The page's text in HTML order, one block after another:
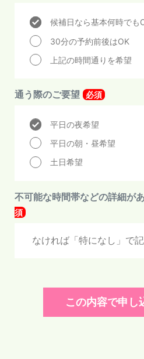
候補日なら基本何時でも
30分の予約前後はOK
上記の時間通りを希望
通う際のご要望 必須
平日の夜希望
平日の朝・昼希望
土日希望
不可能な時間帯などの詳細が
須